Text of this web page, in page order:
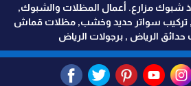
شبوك مزارع. أعمال المظلات والشبوك,
تركيب سواتر حديد وخشب, مظلات قماش
الرياض , برجولات الرياض